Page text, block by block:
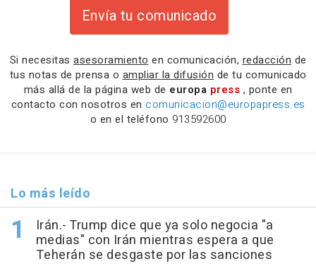
Envía tu comunicado
Si necesitas asesoramiento en comunicación, redacción de
tus notas de prensa o ampliar la difusión de tu comunicado
más allá de la página web de europa press , ponte en
contacto con nosotros en comunicacion@europapress.es
o en el teléfono 913592600
Lo más leído
Irán.- Trump dice que ya solo negocia "a
medias" con Irán mientras espera a que
Teherán se desgaste por las sanciones